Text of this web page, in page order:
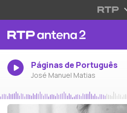
Páginas de Português
José Manuel Matias